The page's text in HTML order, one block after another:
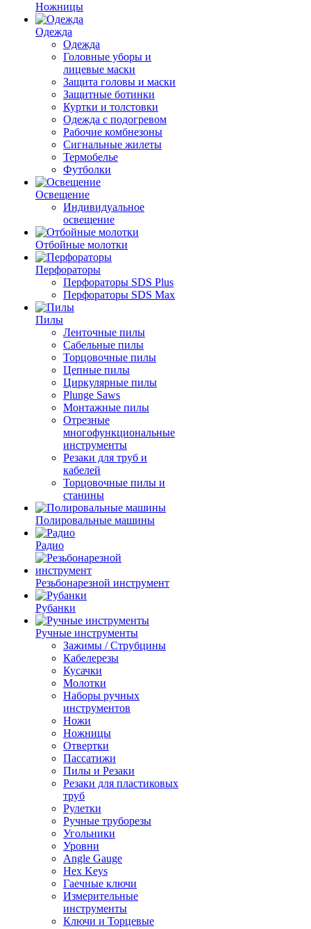
Ножницы
Одежда
Одежда
Головные уборы и
лицевые маски
Защита головы и маски
Защитные ботинки
Куртки и толстовки
Одежда с подогревом
Рабочие комбнезоны
Сигнальные жилеты
Термобелье
Футболки
Освещение
Индивидуальное
освещение
Отбойные молотки
Перфораторы
Перфораторы SDS Plus
Перфораторы SDS Max
Пилы
Ленточные пилы
Сабельные пилы
Торцовочные пилы
Цепные пилы
Циркулярные пилы
Plunge Saws
Монтажные пилы
Отрезные
многофункциональные
инструменты
Резаки для труб и
кабелей
Торцовочные пилы и
станины
Полировальные машины
Радио
Резьбонарезной инструмент
Рубанки
Ручные инструменты
Зажимы / Струбцины
Кабелерезы
Кусачки
Молотки
Наборы ручных
инструментов
Ножи
Ножницы
Отвертки
Пассатижи
Пилы и Резаки
Резаки для пластиковых
труб
Рулетки
Ручные труборезы
Угольники
Уровни
Angle Gauge
Hex Keys
Гаечные ключи
Измерительные
инструменты
Ключи и Торцевые